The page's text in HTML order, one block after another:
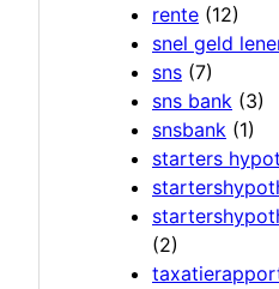
rente (12)
snel geld
sns (7)
sns bank (3)
snsbank (1)
starters
(2)